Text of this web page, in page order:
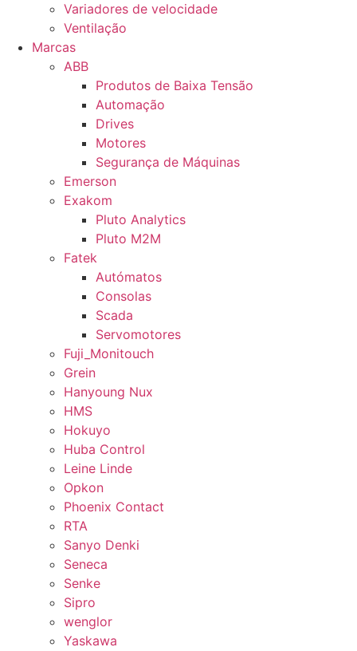
Variadores de velocidade
Ventilação
Marcas
ABB
Produtos de Baixa Tensão
Automação
Drives
Motores
Segurança de Máquinas
Emerson
Exakom
Pluto Analytics
Pluto M2M
Fatek
Autómatos
Consolas
Scada
Servomotores
Fuji_Monitouch
Grein
Hanyoung Nux
HMS
Hokuyo
Huba Control
Leine Linde
Opkon
Phoenix Contact
RTA
Sanyo Denki
Seneca
Senke
Sipro
wenglor
Yaskawa